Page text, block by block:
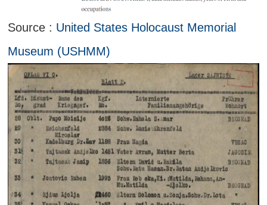
Source : United States Holocaust Memorial
Museum (USHMM)